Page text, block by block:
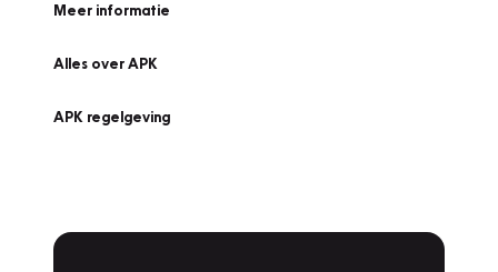
Meer informatie
Alles over APK
APK regelgeving